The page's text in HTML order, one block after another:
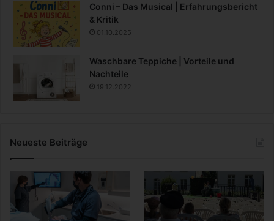
Conni – Das Musical | Erfahrungsbericht
& Kritik
01.10.2025
Waschbare Teppiche | Vorteile und
Nachteile
19.12.2022
Neueste Beiträge